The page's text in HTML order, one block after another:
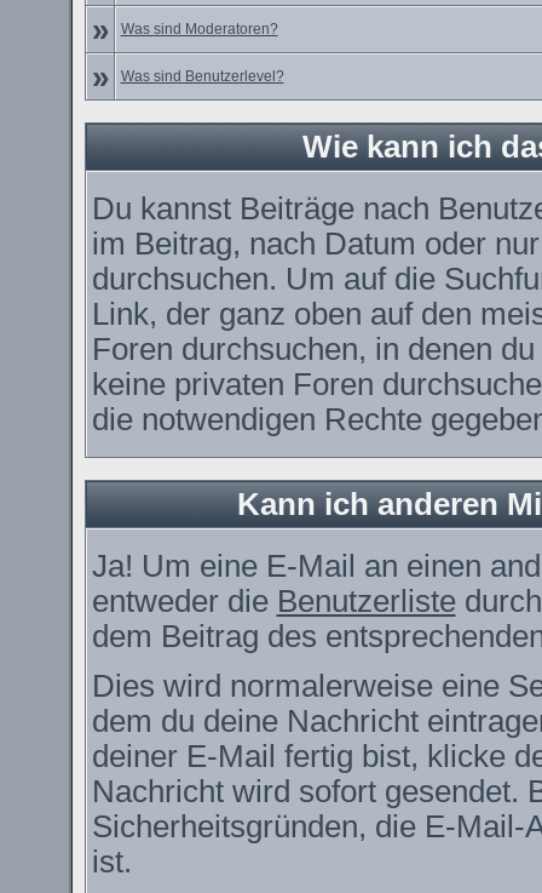
» Was sind Moderatoren?
» Was sind Benutzerlevel?
Wie kann ich
Du kannst Beiträge nach
im Beitrag, nach Datum oder
durchsuchen. Um auf die
Link, der ganz oben auf den
Foren durchsuchen, in denen
keine privaten Foren
die notwendigen Rechte
Kann ich anderen
Ja! Um eine E-Mail an einen
entweder die Benutzerliste
dem Beitrag des
Dies wird normalerweise eine
dem du deine Nachricht
deiner E-Mail fertig bist, klicke
Nachricht wird sofort gesendet.
Sicherheitsgründen, die E-Mail-
ist.